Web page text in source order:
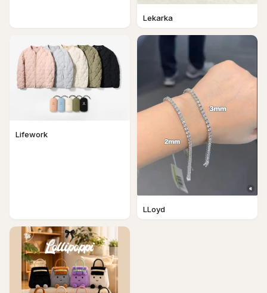
Lekarka
Lifework
LLoyd